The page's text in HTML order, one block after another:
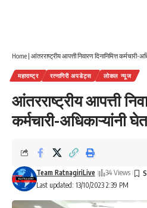
Home | आंतरराष्ट्रीय आपत्ती निवारण दिनानिमित्त कर्मचारी-
महाराष्ट्र रत्नागिरी अपडेट्स लोकल न्यूज
आंतरराष्ट्रीय आपत्ती
कर्मचारी-अधिकाऱ्यांनी
Last updated: 13/10/2023 2:39 PM
Team RatnagiriLive 34 Views